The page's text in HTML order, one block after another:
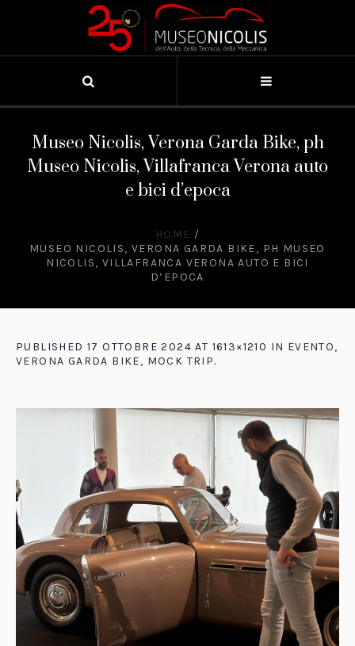
Museo Nicolis, Verona Garda Bike, ph
Museo Nicolis, Villafranca Verona auto
e bici d’epoca
HOME /
MUSEO NICOLIS, VERONA GARDA BIKE, PH MUSEO
NICOLIS, VILLAFRANCA VERONA AUTO E BICI
D’EPOCA
PUBLISHED 17 OTTOBRE 2024 AT 1613×1210 IN EVENTO,
VERONA GARDA BIKE, MOCK TRIP.